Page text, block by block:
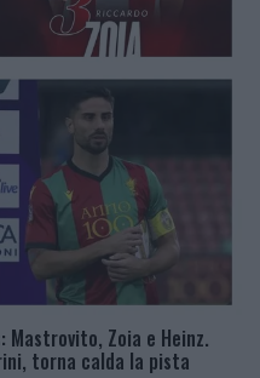
Zoia e Heinz.
torna calda la pista